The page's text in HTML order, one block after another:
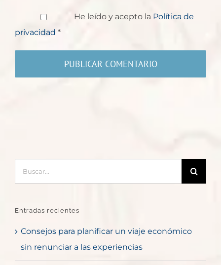
He leído y acepto la Política de
privacidad *
Entradas recientes
Consejos para planificar un viaje económico
sin renunciar a las experiencias